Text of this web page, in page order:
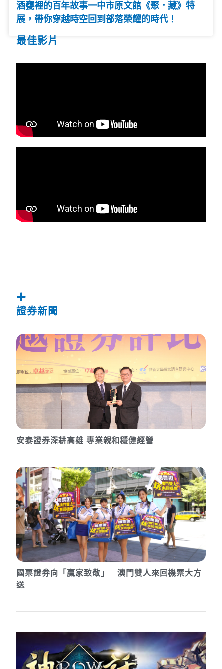
酒甕裡的百年故事一中市原文館《聚．藏》特
展，帶你穿越時空回到部落榮耀的時代！
最佳影片
證券新聞
安泰證券深耕高雄 專業親和穩健經營
國票證券向「贏家致敬」 澳門雙人來回機票大方
送